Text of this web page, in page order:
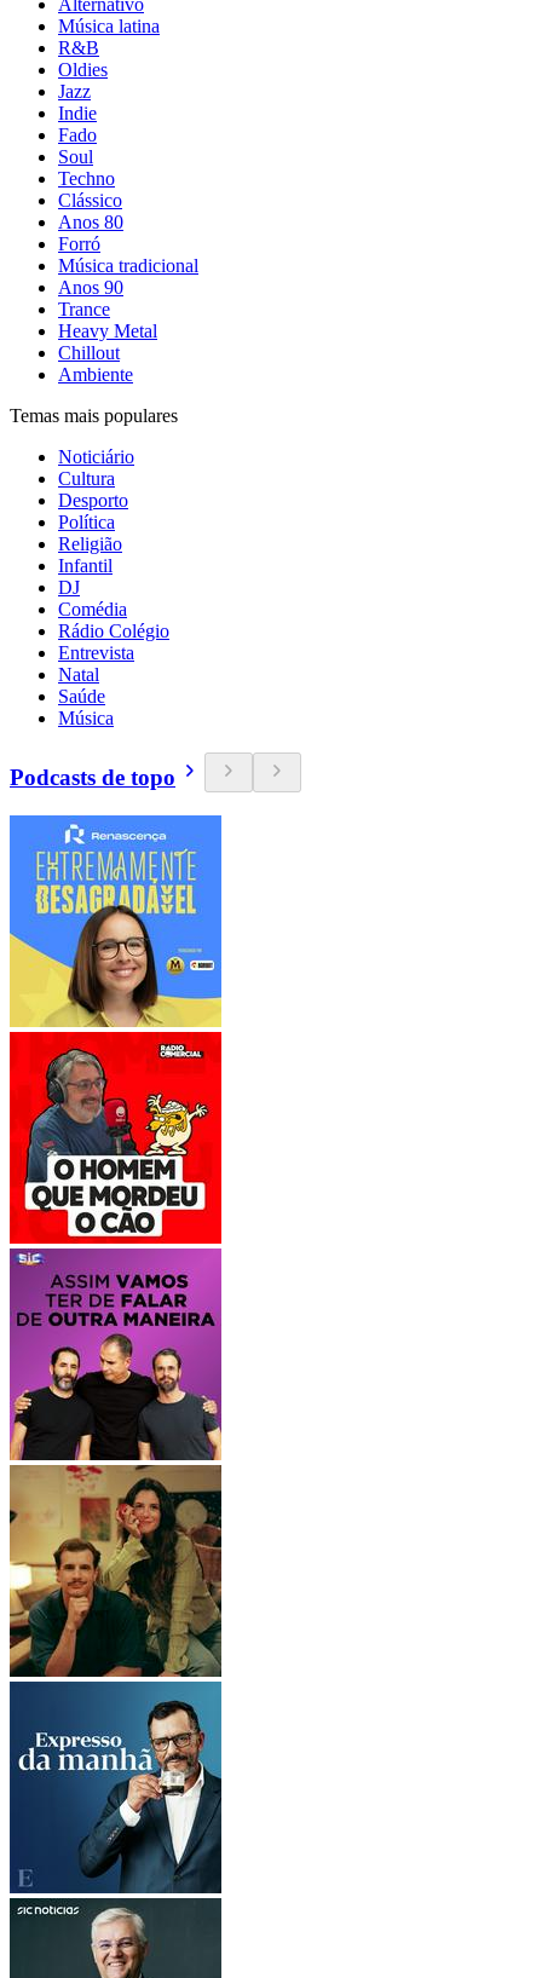
Alternativo
Música latina
R&B
Oldies
Jazz
Indie
Fado
Soul
Techno
Clássico
Anos 80
Forró
Música tradicional
Anos 90
Trance
Heavy Metal
Chillout
Ambiente
Temas mais populares
Noticiário
Cultura
Desporto
Política
Religião
Infantil
DJ
Comédia
Rádio Colégio
Entrevista
Natal
Saúde
Música
Podcasts de topo